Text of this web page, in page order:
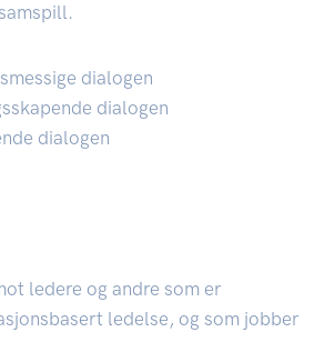
dialogen
dialogen
dialogen
ledere og andre som er
ledelse, og som jobber